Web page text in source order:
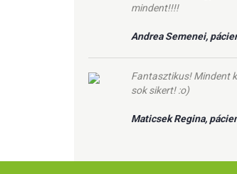
mindent!!!!
Andrea Semenei,
Fantasztikus! Mindent
sok sikert! :o)
Maticsek Regina,